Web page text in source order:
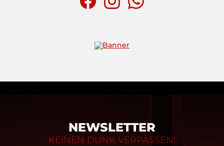
NEWSLETTER
KEINEN DUNK VERPASSEN!